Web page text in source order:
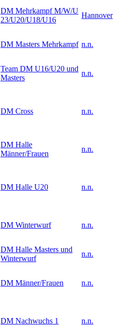
DM Mehrkampf M/W/U
23/U20/U18/U16
Hannover
DM Masters Mehrkampf n.n.
Team DM U16/U20 und
Masters
n.n.
DM Cross n.n.
DM Halle
Männer/Frauen
n.n.
DM Halle U20 n.n.
DM Winterwurf n.n.
DM Halle Masters und
Winterwurf
n.n.
DM Männer/Frauen n.n.
DM Nachwuchs 1 n.n.